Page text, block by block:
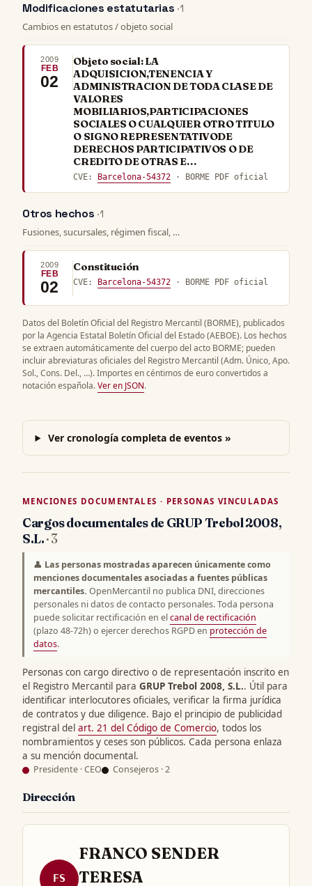
Modificaciones estatutarias · 1
Cambios en estatutos / objeto social
2009
FEB
02
Objeto social: LA
ADQUISICION,TENENCIA Y
ADMINISTRACION DE TODA CLASE DE
VALORES
MOBILIARIOS,PARTICIPACIONES
SOCIALES O CUALQUIER OTRO TITULO
O SIGNO REPRESENTATIVODE
DERECHOS PARTICIPATIVOS O DE
CREDITO DE OTRAS E…
CVE: Barcelona-54372 · BORME PDF oficial
Otros hechos · 1
Fusiones, sucursales, régimen fiscal, …
2009
FEB
02
Constitución
CVE: Barcelona-54372 · BORME PDF oficial
Datos del Boletín Oficial del Registro Mercantil (BORME), publicados
por la Agencia Estatal Boletín Oficial del Estado (AEBOE). Los hechos
se extraen automáticamente del cuerpo del acto BORME; pueden
incluir abreviaturas oficiales del Registro Mercantil (Adm. Único, Apo.
Sol., Cons. Del., …). Importes en céntimos de euro convertidos a
notación española.Ver en JSON.
Ver cronología completa de eventos »
MENCIONES DOCUMENTALES · PERSONAS VINCULADAS
Cargos documentales de GRUP Trebol 2008,
S.L.· 3
👤 Las personas mostradas aparecen únicamente como
menciones documentales asociadas a fuentes públicas
mercantiles. OpenMercantil no publica DNI, direcciones
personales ni datos de contacto personales. Toda persona
puede solicitar rectificación en elcanal de rectificación
(plazo 48-72h) o ejercer derechos RGPD en protección de
datos.
Personas con cargo directivo o de representación inscrito en
el Registro Mercantil para GRUP Trebol 2008, S.L.. Útil para
identificar interlocutores oficiales, verificar la firma jurídica
de contratos y due diligence. Bajo el principio de publicidad
registral del art. 21 del Código de Comercio, todos los
nombramientos y ceses son públicos. Cada persona enlaza
a su mención documental.
Presidente · CEO Consejeros · 2
Dirección
FS
FRANCO SENDER
TERESA